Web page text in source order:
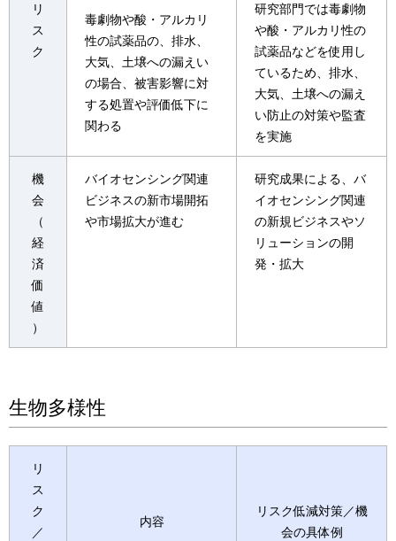
リ
ス
ク
毒劇物や酸・アルカリ
性の試薬品の、排水、
大気、土壌への漏えい
の場合、被害影響に対
する処置や評価低下に
関わる
研究部門では毒劇物
や酸・アルカリ性の
試薬品などを使用し
ているため、排水、
大気、土壌への漏え
い防止の対策や監査
を実施
機
会
（
経
済
価
値
）
バイオセンシング関連
ビジネスの新市場開拓
や市場拡大が進む
研究成果による、バ
イオセンシング関連
の新規ビジネスやソ
リューションの開
発・拡大
生物多様性
リ
ス
ク
／
内容
リスク低減対策／機
会の具体例